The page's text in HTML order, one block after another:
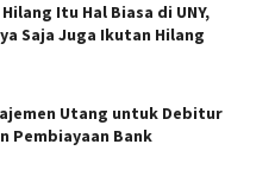
Itu Hal Biasa di UNY,
Saja Juga Ikutan Hilang
Utang untuk Debitur
Pembiayaan Bank